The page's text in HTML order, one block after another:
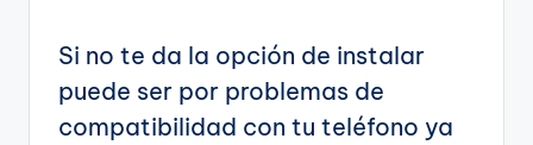
Si no te da la opción de instalar
puede ser por problemas de
compatibilidad con tu teléfono ya